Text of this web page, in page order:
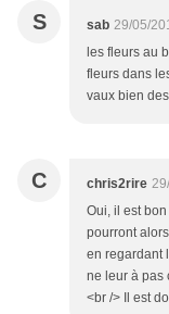
S sab 29/05/
les fleurs au
fleurs dans
vaux bien
C chris2rire
Oui, il est
pourront
en regardant
ne leur à pas
<br /> Il est